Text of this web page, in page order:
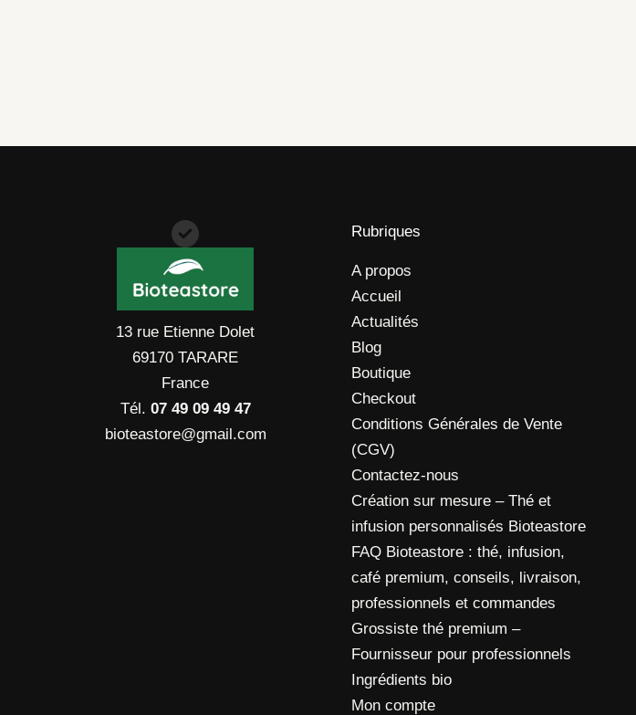
13 rue Etienne Dolet
69170 TARARE
France
Tél. 07 49 09 49 47
bioteastore@gmail.com
Rubriques
A propos
Accueil
Actualités
Blog
Boutique
Checkout
Conditions Générales de Vente
(CGV)
Contactez-nous
Création sur mesure – Thé et
infusion personnalisés Bioteastore
FAQ Bioteastore : thé, infusion,
café premium, conseils, livraison,
professionnels et commandes
Grossiste thé premium –
Fournisseur pour professionnels
Ingrédients bio
Mon compte